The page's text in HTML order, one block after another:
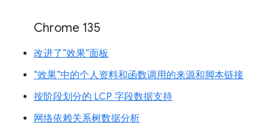
Chrome 135
改进了“效果”面板
“效果”中的个人资料和函数调用的来源和脚本链接
按阶段划分的 LCP 字段数据支持
网络依赖关系树数据分析